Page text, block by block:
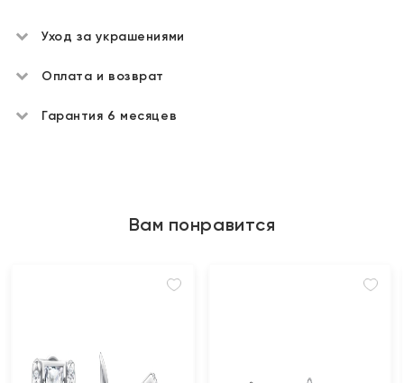
Уход за украшениями
Оплата и возврат
Гарантия 6 месяцев
Вам понравится